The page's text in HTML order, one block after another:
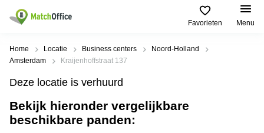
Favorieten Menu
Huren / Verhuren
Productpagina's
Kantoorruimten
Business
Populaire
Steden
Alkmaar
Populaire
zoekopdrachten
Kantoorruimte
in Breda
Help
Over ons
Home Locatie Business centers
Noord-Holland
Amsterdam
Kraijenhoffstraat 137
Deze locatie is verhuurd
Bekijk hieronder vergelijkbare
beschikbare panden: